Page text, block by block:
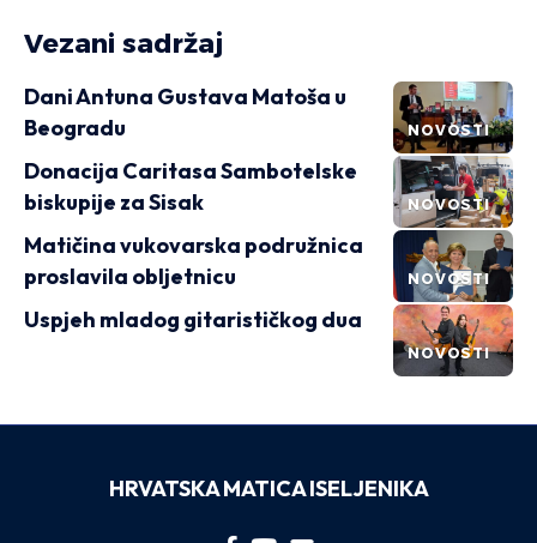
Vezani sadržaj
NOVOSTI
Dani Antuna Gustava Matoša u
Beogradu
NOVOSTI
Donacija Caritasa Sambotelske
biskupije za Sisak
NOVOSTI
Matičina vukovarska podružnica
proslavila obljetnicu
NOVOSTI
Uspjeh mladog gitarističkog dua
HRVATSKA MATICA ISELJENIKA